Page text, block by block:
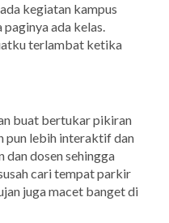
kegiatan kampus
ada kelas.
terlambat ketika
buat bertukar pikiran
pun lebih interaktif dan
dan dosen sehingga
cari tempat parkir
juga macet banget di